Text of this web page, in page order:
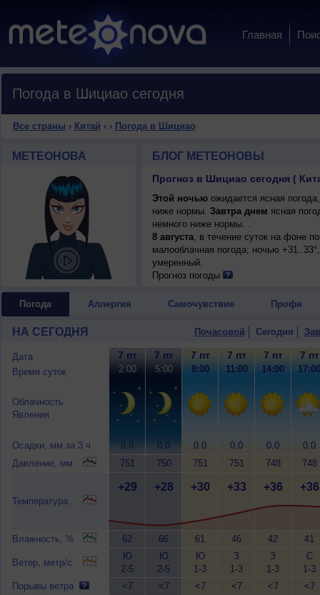
Главная
Погода в Шициао сегодня
Все страны › Китай › › Погода в Шициао
МЕТЕОНОВА БЛОГ МЕТЕОНОВЫ
Прогноз в Шициао сегодня (
Этой ночьюожидается ясная
ниже нормы. Завтра днем ясная
немного ниже нормы. .
8 августа, в течение суток на фоне
малооблачная погода; ночью
умеренный.
Прогноз погоды
Погода Аллергия Самочувствие Профи
НА СЕГОДНЯ Почасовой Сегодня
Дата
Время суток
Облачность
Явления
Осадки, мм за 3 ч
Давление, мм
Температура
Влажность, %
Ветер, метр/с
Порывы ветра
7 пт
2:00
0.0
751
+29
62
Ю
2-5
<7
7 пт
5:00
0.0
750
+28
66
Ю
2-5
<7
7 пт
8:00
0.0
751
+30
61
Ю
1-3
<7
7 пт
11:00
0.0
751
+33
46
З
1-3
<7
7 пт
14:00
0.0
748
+36
42
З
1-3
<7
7 пт
17:00
0.0
748
+36
41
С
1-3
<7